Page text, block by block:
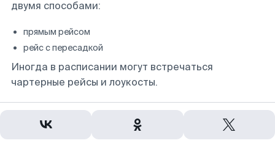
двумя способами:
прямым рейсом
рейс с пересадкой
Иногда в расписании могут встречаться
чартерные рейсы и лоукосты.